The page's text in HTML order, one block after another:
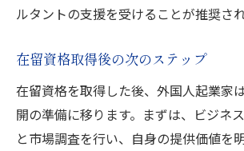
ルタントの支援を受けることが推奨され
在留資格取得後の次のステップ
在留資格を取得した後、外国人起業家
開の準備に移ります。まずは、ビジネ
と市場調査を行い、自身の提供価値を